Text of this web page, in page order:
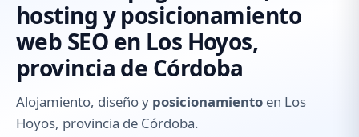
hosting y posicionamiento
web SEO en Los Hoyos,
provincia de Córdoba
Alojamiento, diseño y posicionamiento en Los
Hoyos, provincia de Córdoba.